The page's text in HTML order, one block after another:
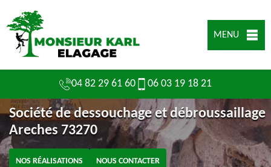
MENU
04 82 29 61 60 06 03 19 18 21
Société de dessouchage et débroussaillage
Areches 73270
NOS RÉALISATIONS NOUS CONTACTER